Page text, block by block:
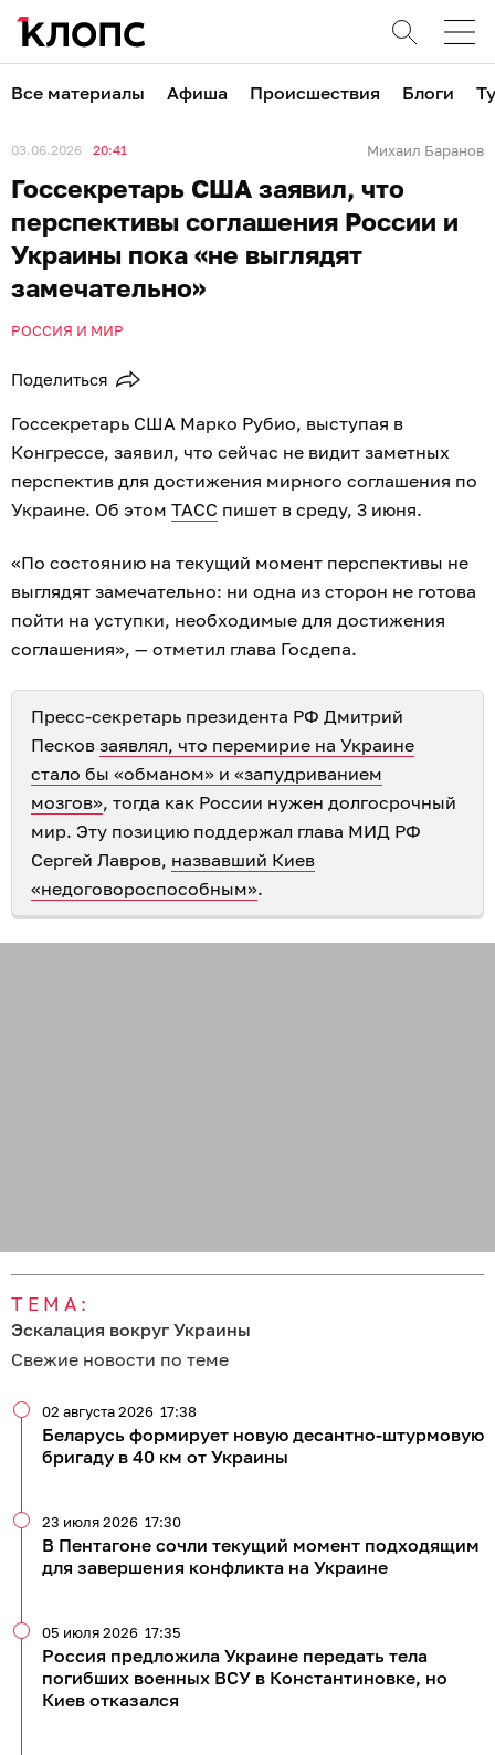
Все материалы Афиша Происшествия Блоги
03.06.2026 20:41 Михаил Баранов
Госсекретарь США заявил, что
перспективы соглашения России и
Украины пока «не выглядят
замечательно»
РОССИЯ И МИР
Поделиться
Госсекретарь США Марко Рубио, выступая в
Конгрессе, заявил, что сейчас не видит заметных
перспектив для достижения мирного соглашения по
Украине. Об этом ТАСС пишет в среду, 3 июня.
«По состоянию на текущий момент перспективы не
выглядят замечательно: ни одна из сторон не готова
пойти на уступки, необходимые для достижения
соглашения», — отметил глава Госдепа.
Пресс-секретарь президента РФ Дмитрий
Песков заявлял, что перемирие на Украине
стало бы «обманом» и «запудриванием
мозгов», тогда как России нужен долгосрочный
мир. Эту позицию поддержал глава МИД РФ
Сергей Лавров, назвавший Киев
«недоговороспособным».
ТЕМА:
Эскалация вокруг Украины
Свежие новости по теме
Беларусь формирует новую десантно-штурмовую
бригаду в 40 км от Украины
02 августа 2026 17:38
В Пентагоне сочли текущий момент подходящим
для завершения конфликта на Украине
23 июля 2026 17:30
Россия предложила Украине передать тела
погибших военных ВСУ в Константиновке, но
Киев отказался
05 июля 2026 17:35